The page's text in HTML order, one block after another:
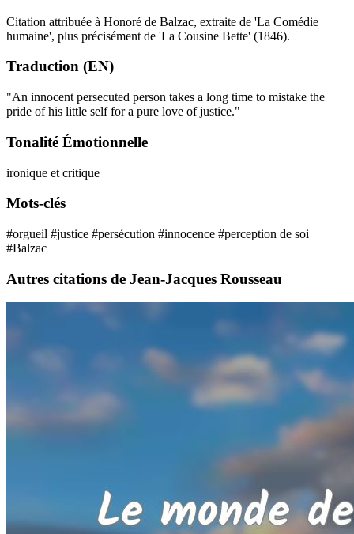
Citation attribuée à Honoré de Balzac, extraite de 'La Comédie
humaine', plus précisément de 'La Cousine Bette' (1846).
Traduction (EN)
"An innocent persecuted person takes a long time to mistake the
pride of his little self for a pure love of justice."
Tonalité Émotionnelle
ironique et critique
Mots-clés
#orgueil #justice #persécution #innocence #perception de soi
#Balzac
Autres citations de Jean-Jacques Rousseau